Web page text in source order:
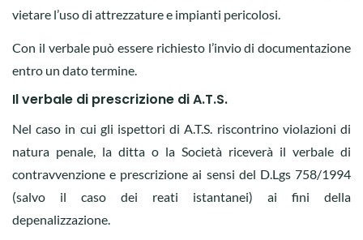
vietare l’uso di attrezzature e impianti pericolosi.
Con il verbale può essere richiesto l’invio di documentazione
entro un dato termine.
Il verbale di prescrizione di A.T.S.
Nel caso in cui gli ispettori di A.T.S. riscontrino violazioni di
natura penale, la ditta o la Società riceverà il verbale di
contravvenzione e prescrizione ai sensi del D.Lgs 758/1994
(salvo il caso dei reati istantanei) ai fini della
depenalizzazione.